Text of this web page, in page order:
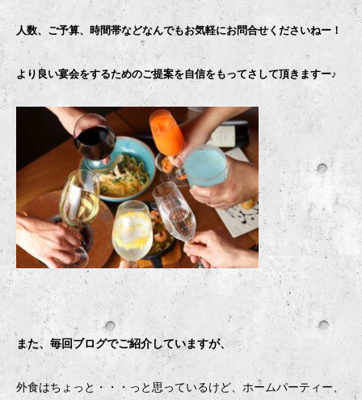
人数、ご予算、時間帯などなんでもお気軽にお問合せくださいねー！
より良い宴会をするためのご提案を自信をもってさして頂きますー♪
また、毎回ブログでご紹介していますが、
外食はちょっと・・・っと思っているけど、ホームパーティー、